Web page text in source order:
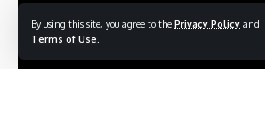
By using this site, you agree to the Privacy Policy and
Terms of Use